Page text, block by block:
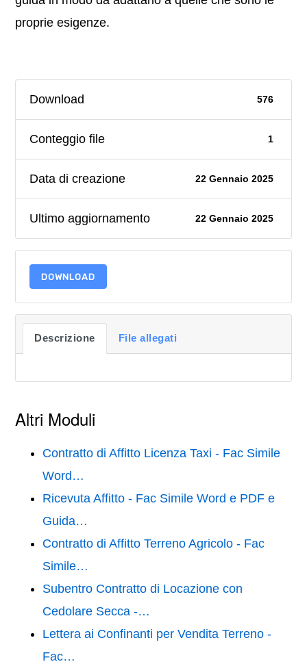
proprie esigenze.
Download 576
Conteggio file 1
Data di creazione 22 Gennaio 2025
Ultimo aggiornamento 22 Gennaio 2025
DOWNLOAD
Descrizione File allegati
Altri Moduli
Contratto di Affitto Licenza Taxi - Fac Simile
Word…
Ricevuta Affitto - Fac Simile Word e PDF e
Guida…
Contratto di Affitto Terreno Agricolo - Fac
Simile…
Subentro Contratto di Locazione con
Cedolare Secca -…
Lettera ai Confinanti per Vendita Terreno -
Fac…